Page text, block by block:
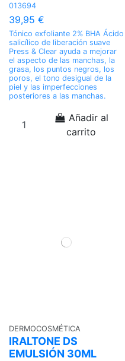
013694
39,95 €
Tónico exfoliante 2% BHA Ácido
salicílico de liberación suave
Press & Clear ayuda a mejorar
el aspecto de las manchas, la
grasa, los puntos negros, los
poros, el tono desigual de la
piel y las imperfecciones
posteriores a las manchas.
Añadir al
carrito
DERMOCOSMÉTICA
IRALTONE DS
EMULSIÓN 30ML